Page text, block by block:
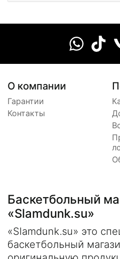
О компании
Гарантии
Контакты
Баскетбольный
«Slamdunk.su»
«Slamdunk.su» это
баскетбольный